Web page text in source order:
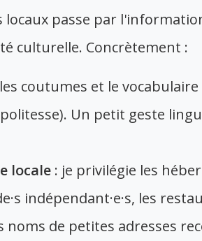
locaux passe par
culturelle. Concrètement :
coutumes et le
Un petit geste
locale : je privilégie les
indépendant·e·s, les
noms de petites adresses